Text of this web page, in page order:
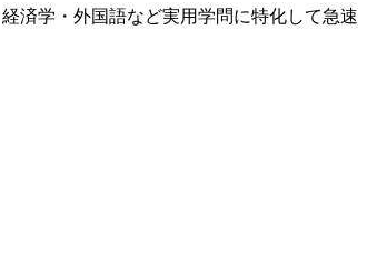
済学・外国語など実用学問に特化して急速